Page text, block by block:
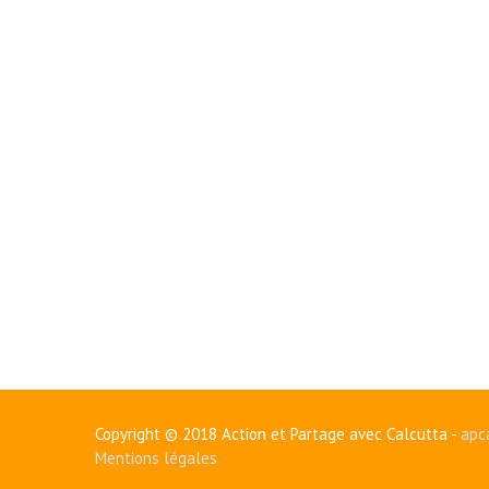
Copyright © 2018 Action et Partage avec Calcutta -
Mentions légales